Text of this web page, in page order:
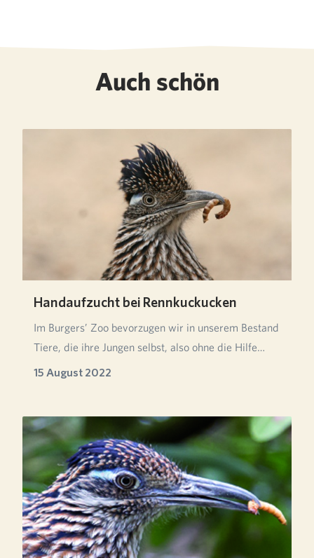
Auch schön
Handaufzucht bei Rennkuckucken
Im Burgers’ Zoo bevorzugen wir in unserem Bestand
Tiere, die ihre Jungen selbst, also ohne die Hilfe…
15 August 2022